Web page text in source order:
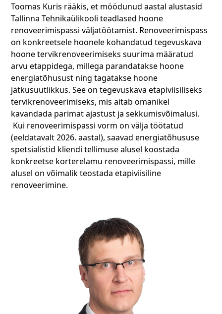
Toomas Kuris rääkis, et möödunud aastal alustasid
Tallinna Tehnikaülikooli teadlased hoone
renoveerimispassi väljatöötamist. Renoveerimispass
on konkreetsele hoonele kohandatud tegevuskava
hoone tervikrenoveerimiseks suurima määratud
arvu etappidega, millega parandatakse hoone
energiatõhusust ning tagatakse hoone
jätkusuutlikkus. See on tegevuskava etapiviisiliseks
tervikrenoveerimiseks, mis aitab omanikel
kavandada parimat ajastust ja sekkumisvõimalusi.
Kui renoveerimispassi vorm on välja töötatud
(eeldatavalt 2026. aastal), saavad energiatõhususe
spetsialistid kliendi tellimuse alusel koostada
konkreetse korterelamu renoveerimispassi, mille
alusel on võimalik teostada etapiviisiline
renoveerimine.